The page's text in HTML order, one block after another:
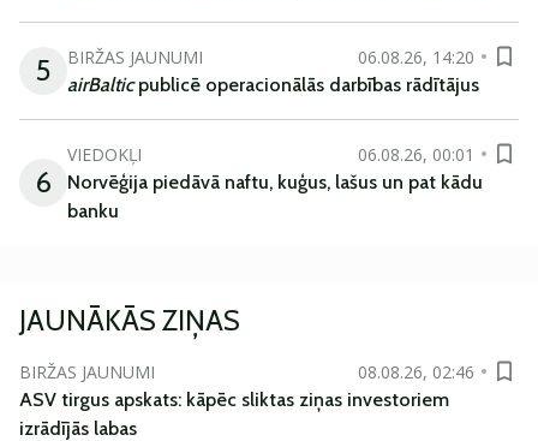
5 BIRŽAS JAUNUMI
06.08.26, 14:20
airBalticpublicē operacionālās darbības rādītājus
6
VIEDOKĻI
06.08.26, 00:01
Norvēģija piedāvā naftu, kuģus, lašus un pat kādu
banku
JAUNĀKĀS ZIŅAS
BIRŽAS JAUNUMI
08.08.26, 02:46
ASV tirgus apskats: kāpēc sliktas ziņas investoriem
izrādījās labas